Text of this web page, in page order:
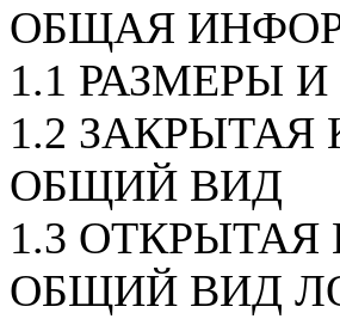
ОБЩАЯ
1.1 РАЗМЕРЫ
1.2 ЗАКРЫТАЯ
ОБЩИЙ ВИД
1.3 ОТКРЫТАЯ
ОБЩИЙ ВИД